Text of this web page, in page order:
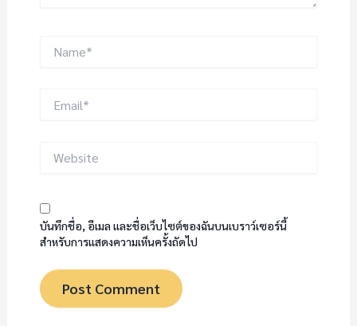
บันทึกชื่อ, อีเมล และชื่อเว็บไซต์ของฉันบนเบราว์เซอร์นี้
สำหรับการแสดงความเห็นครั้งถัดไป